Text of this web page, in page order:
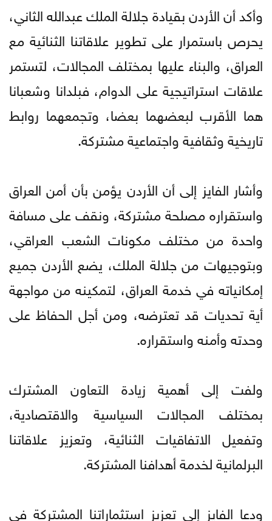
وأكد أن الأردن بقيادة جلالة الملك عبدالله الثاني،
يحرص باستمرار على تطوير علاقاتنا الثنائية مع
العراق، والبناء عليها بمختلف المجالات، لتستمر
علاقات استراتيجية على الدوام، فبلدانا وشعبانا
هما الأقرب لبعضهما بعضا، وتجمعهما روابط
تاريخية وثقافية واجتماعية مشتركة.
وأشار الفايز إلى أن الأردن يؤمن بأن أمن العراق
واستقراره مصلحة مشتركة، ونقف على مسافة
واحدة من مختلف مكونات الشعب العراقي،
وبتوجيهات من جلالة الملك، يضع الأردن جميع
إمكانياته في خدمة العراق، لتمكينه من مواجهة
أية تحديات قد تعترضه، ومن أجل الحفاظ على
وحدته وأمنه واستقراره.
ولفت إلى أهمية زيادة التعاون المشترك
بمختلف المجالات السياسية والاقتصادية،
وتفعيل الاتفاقيات الثنائية، وتعزيز علاقاتنا
البرلمانية لخدمة أهدافنا المشتركة.
ودعا الفايز إلى تعزيز استثماراتنا المشتركة في